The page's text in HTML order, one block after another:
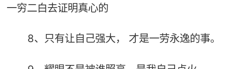
一穷二白去证明真心的
8、只有让自己强大， 才是一劳永逸的事。